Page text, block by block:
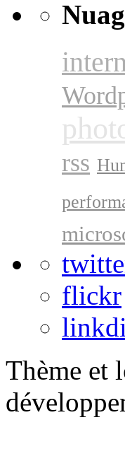
rss
flickr
Thème et